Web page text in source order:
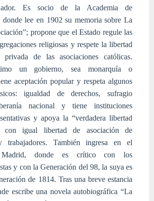
Es socio de la Academia de
donde lee en 1902 su memoria sobre La
propone que el Estado regule las
religiosas y respete la libertad
privada de las asociaciones católicas.
un gobierno, sea monarquía o
aceptación popular y respeta algunos
igualdad de derechos, sufragio
nacional y tiene instituciones
y apoya la “verdadera libertad
con igual libertad de asociación de
trabajadores. También ingresa en el
donde es crítico con los
y con la Generación del 98, la suya es
de 1814. Tras una breve estancia
escribe una novela autobiográfica “La